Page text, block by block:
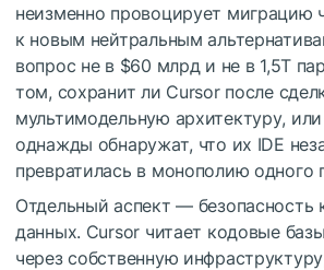
неизменно провоцирует миграцию
к новым нейтральным
вопрос не в $60 млрд и не в 1,5T
том, сохранит ли Cursor после
мультимодельную архитектуру,
однажды обнаружат, что их IDE
превратилась в монополию одного
Отдельный аспект — безопасность
данных. Cursor читает кодовые
через собственную